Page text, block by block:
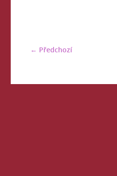
← Předchozí